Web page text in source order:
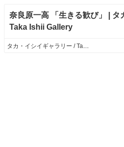
奈良原一高 「生きる歓び」 | タ
Taka Ishii Gallery
タカ・イシイギャラリー / Taka Ishii Gallery